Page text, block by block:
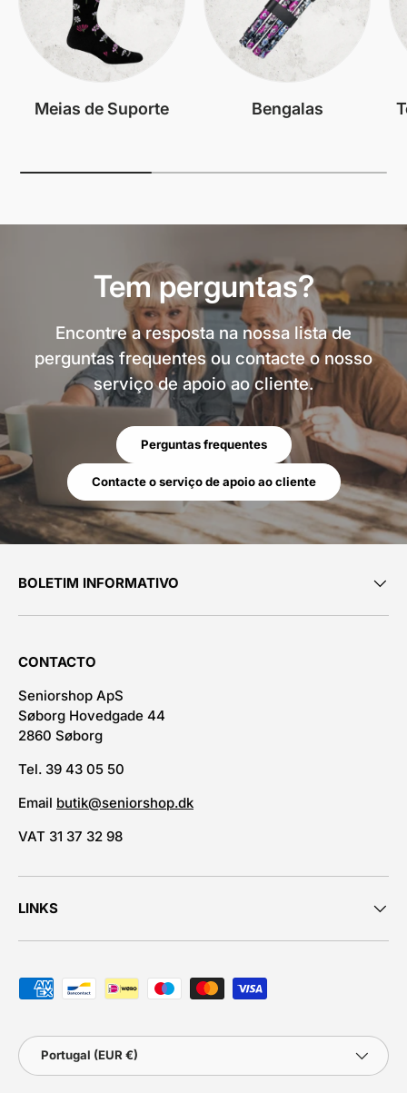
Meias de Suporte Bengalas
Tem perguntas?
Encontre a resposta na nossa lista de
perguntas frequentes ou contacte o nosso
serviço de apoio ao cliente.
Perguntas frequentes
Contacte o serviço de apoio ao cliente
BOLETIM INFORMATIVO
CONTACTO
Seniorshop ApS
Søborg Hovedgade 44
2860 Søborg
Tel. 39 43 05 50
Email butik@seniorshop.dk
VAT 31 37 32 98
LINKS
Métodos de pagamento aceites
País
Portugal (EUR €)